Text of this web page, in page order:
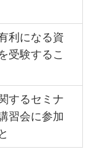
利になる資
受験するこ
するセミナ
習会に参加